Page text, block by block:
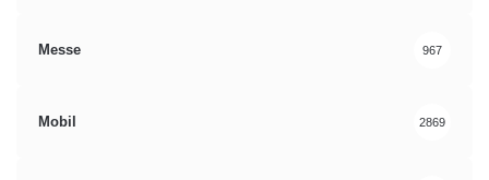
Messe 967
Mobil 2869